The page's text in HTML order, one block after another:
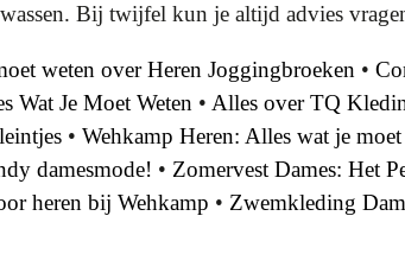
Bij twijfel kun je altijd advies
weten over Heren Joggingbroeken •
Wat Je Moet Weten • Alles over TQ
• Wehkamp Heren: Alles wat je
damesmode! • Zomervest Dames: Het
heren bij Wehkamp • Zwemkleding